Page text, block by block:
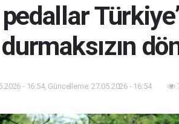
durmaksızın
- 16:54, Güncelleme: 27.05.2026 - 16:54